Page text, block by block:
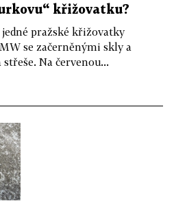
křižovatku?
pražské křižovatky
se začerněnými skly a
Na červenou...